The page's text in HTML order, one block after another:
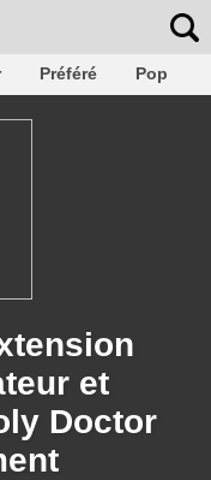
Préféré
Pop
et
Doctor